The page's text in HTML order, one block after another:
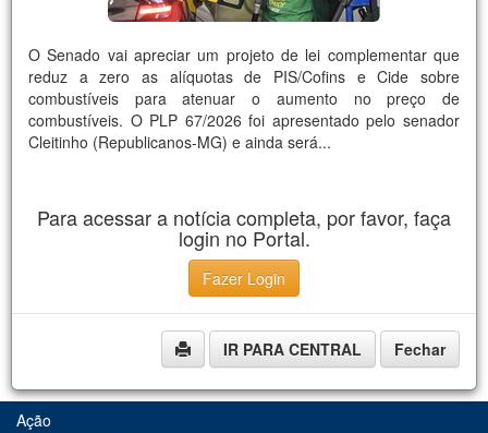
O Senado vai apreciar um projeto de lei complementar que
reduz a zero as alíquotas de PIS/Cofins e Cide sobre
combustíveis para atenuar o aumento no preço de
combustíveis. O PLP 67/2026 foi apresentado pelo senador
Cleitinho (Republicanos-MG) e ainda será...
Para acessar a notícia completa, por favor, faça
login no Portal.
Fazer Login
IR PARA CENTRAL Fechar
Ação